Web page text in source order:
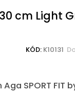
cm Light
KÓD: K10131
SPORT FIT